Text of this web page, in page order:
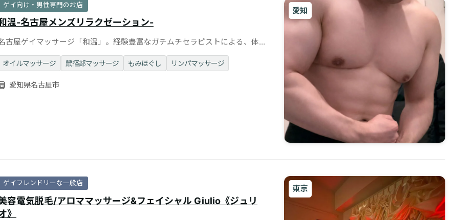
愛知
ゲイ向け・男性専門のお店
温-名古屋メンズリラクゼーション-
古屋ゲイマッサージ「和温」。経験豊富なガチムチセラピストによる、体
オイルマッサージ 鼠径部マッサージ もみほぐし リンパマッサージ
愛知県名古屋市
東京
ゲイフレンドリーな一般店
容電気脱毛/アロママッサージ&フェイシャル Giulio《ジュリ
》